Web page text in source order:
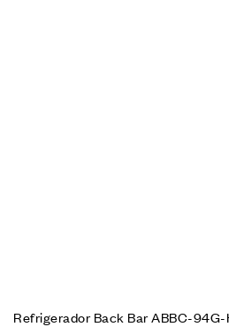
Refrigerador Back Bar ABBC-94G-